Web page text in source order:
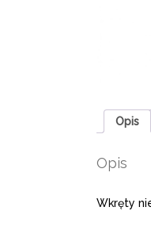
Opis
Opis
Wkręty